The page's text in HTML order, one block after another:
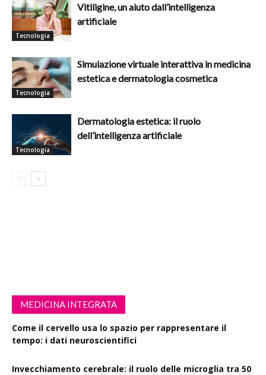
Tecnologia
Vitiligine, un aiuto dall’intelligenza
artificiale
Tecnologia
Simulazione virtuale interattiva in medicina
estetica e dermatologia cosmetica
Tecnologia
Dermatologia estetica: il ruolo
dell’intelligenza artificiale
MEDICINA INTEGRATA
Come il cervello usa lo spazio per rappresentare il
tempo: i dati neuroscientifici
Invecchiamento cerebrale: il ruolo delle microglia tra 50